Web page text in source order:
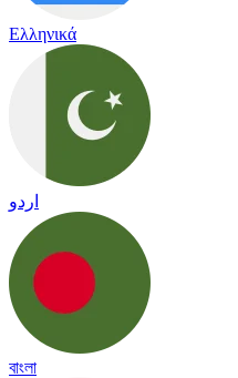
Ελληνικά
اردو
বাংলা